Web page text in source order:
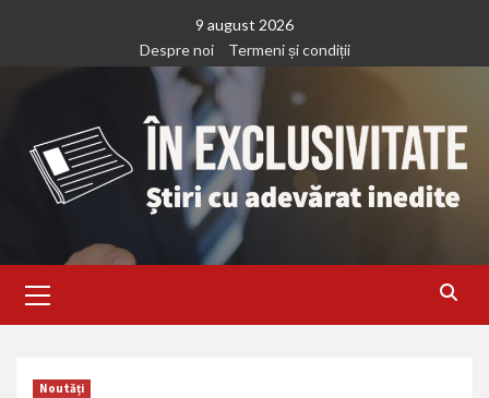
9 august 2026
Despre noi
Termeni și condiții
Menu
Noutăți